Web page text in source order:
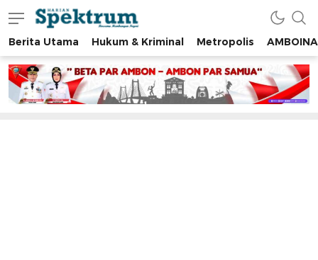
spektrumonline.com
Berita Utama Hukum & Kriminal Metropolis AMBOINA